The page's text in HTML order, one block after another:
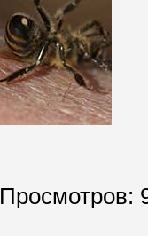
Просмотров: